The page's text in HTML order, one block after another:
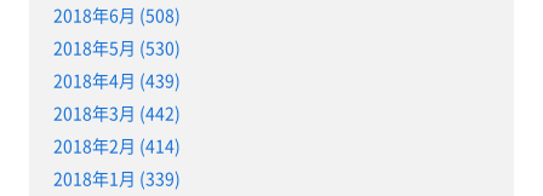
2018年6月 (508)
2018年5月 (530)
2018年4月 (439)
2018年3月 (442)
2018年2月 (414)
2018年1月 (339)